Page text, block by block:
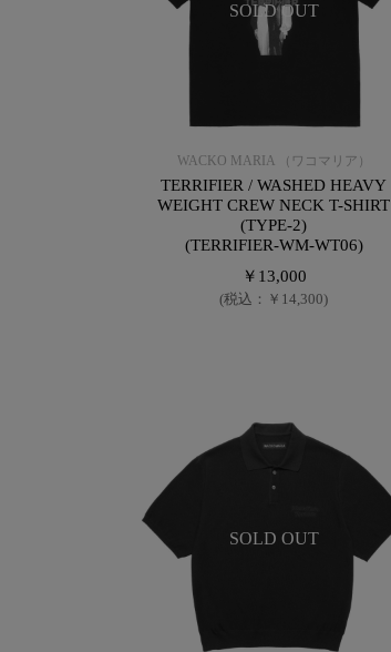
SOLD OUT
WACKO MARIA （ワコマリア）
TERRIFIER / WASHED HEAVY
WEIGHT CREW NECK T-SHIRT
(TYPE-2)
(TERRIFIER-WM-WT06)
￥13,000
(税込：￥14,300)
SOLD OUT